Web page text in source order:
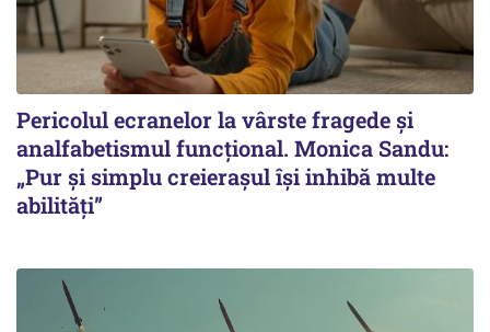
Pericolul ecranelor la vârste fragede și
analfabetismul funcțional. Monica Sandu:
„Pur și simplu creierașul își inhibă multe
abilități”